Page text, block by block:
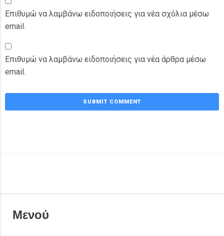
Επιθυμώ να λαμβάνω ειδοποιήσεις για νέα σχόλια μέσω
email.
Επιθυμώ να λαμβάνω ειδοποιήσεις για νέα άρθρα μέσω
email.
Μενού